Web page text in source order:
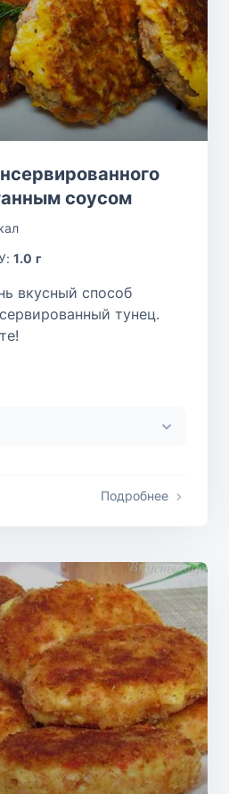
соусом
1.0 г
вкусный способ
тунец.
Подробнее